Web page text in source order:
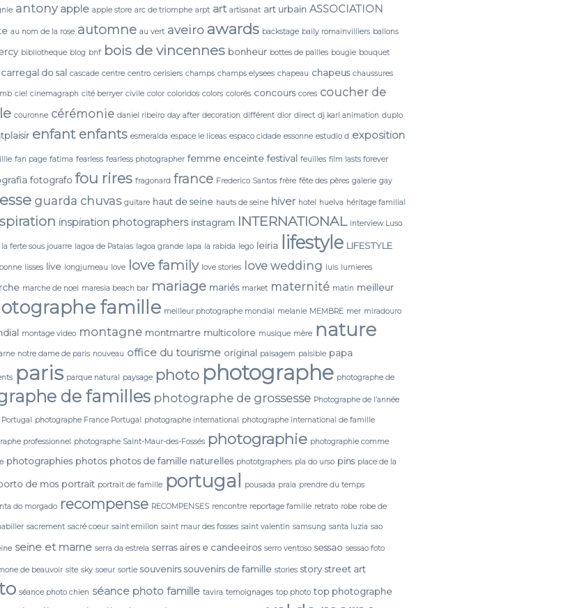
antony apple apple store arc de triomphe arpt art artisanat art urbain ASSOCIATION
au nom de la rose automne au vert aveiro awards backstage baily romainvilliers ballons
bibliotheque blog bnf bois de vincennes bonheur bottes de pailles bougie bouquet
carregal do sal cascade centre centro cerisiers champs champs elysees chapeau chapeus chaussures
ciel cinemagraph cité berryer civile color coloridos colors colorés concours cores coucher de
couronne cérémonie daniel ribeiro day after decoration différent dior direct dj karl animation duplo
enfant enfants esmeralda espace le liceas espaco cidade essonne estudio d exposition
fan page fatima fearless fearless photographer femme enceinte festival feuilles film lasts forever
fotografo fou rires fragonard france Frederico Santos frère fête des pères galerie gay
guarda chuvas guitare haut de seine hauts de seine hiver hotel huelva héritage familial
inspiration photographers instagram INTERNATIONAL interview Luso
la ferte sous jouarre lagoa de Pataias lagoa grande lapa la rabida lego leiria lifestyle LIFESTYLE
lisses live longjumeau love love family love stories love wedding luis lumieres
marche de noel maresia beach bar mariage mariés market maternité matin meilleur
famille meilleur photographe mondial melanie MEMBRE mer miradouro
montage video montagne montmartre multicolore musique mère nature
notre dame de paris nouveau office du tourisme original paisagem paisible papa
paris parque natural paysage photo photographe photographe de
de familles photographe de grossesse Photographe de l’année
photographe France Portugal photographe international photographe international de famille
professionnel photographe Saint-Maur-des-Fossés photographie photographie comme
photographies photos photos de famille naturelles phototgraphers pia do urso pins place de la
de mos portrait portrait de famille portugal pousada praia prendre du temps
do morgado recompense RECOMPENSES rencontre reportage famille retrato robe robe de
sacrement sacré coeur saint emilion saint maur des fosses saint valentin samsung santa luzia sao
seine et marne serra da estrela serras aires e candeeiros serro ventoso sessao sessao foto
de beauvoir site sky soeur sortie souvenirs souvenirs de famille stories story street art
séance photo chien séance photo famille tavira temoignages top photo top photographe